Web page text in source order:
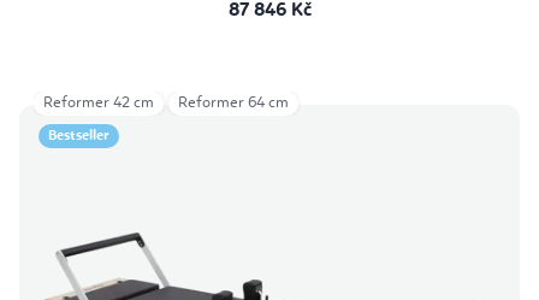
87 846 Kč
Bestseller
Reformer 42 cm Reformer 64 cm